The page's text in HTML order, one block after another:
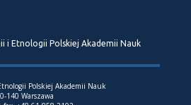
i Etnologii Polskiej Akademii Nauk
Polskiej Akademii Nauk
140 Warszawa